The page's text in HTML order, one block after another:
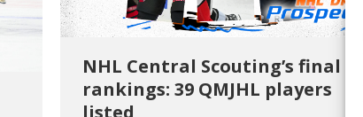
NHL Central Scouting’s final
rankings: 39 QMJHL players